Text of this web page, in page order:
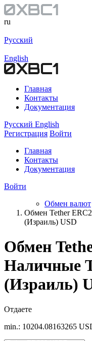
ru
Русский
English
Главная
Контакты
Документация
Русский English
Регистрация Войти
Главная
Контакты
Документация
Войти
Обмен валют
Обмен Tether
(Израиль) USD
Обмен
Наличные
(Израиль)
Отдаете
min.: 10204.08163265